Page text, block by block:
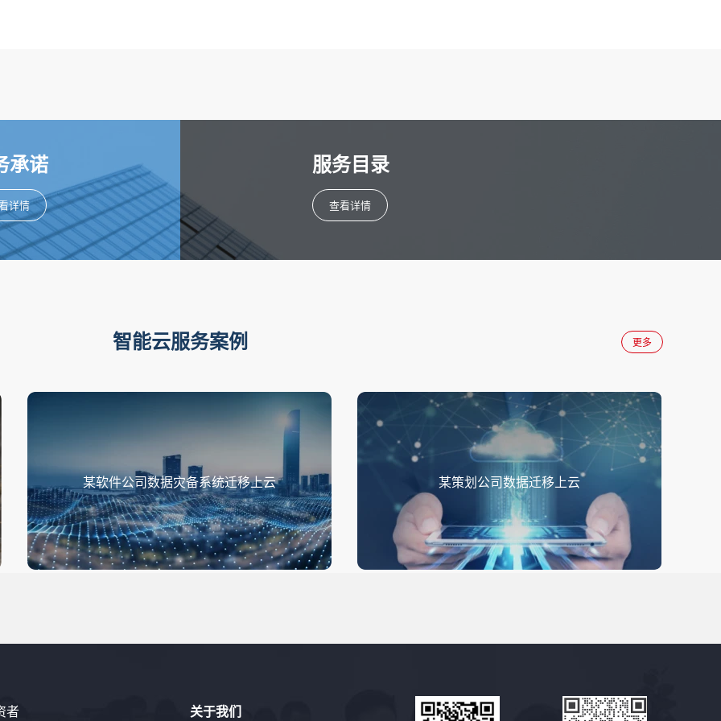
承诺
详情
服务目录
查看详情
智能云服务案例 更多
某软件公司数据灾备系统迁移上云 某策划公司数据迁移上云
者 关于我们